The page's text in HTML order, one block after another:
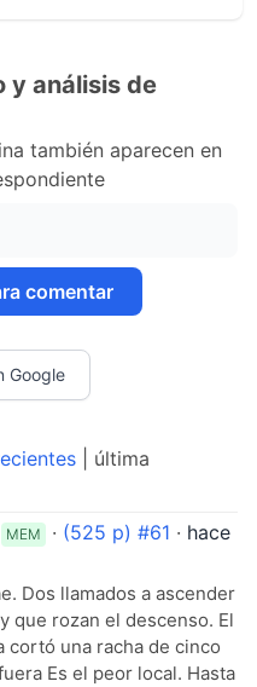
y análisis de
también aparecen en
comentar
Google
| última
MEM · (525 p) #61 · hace
Dos llamados a ascender
que rozan el descenso. El
cortó una racha de cinco
Es el peor local. Hasta